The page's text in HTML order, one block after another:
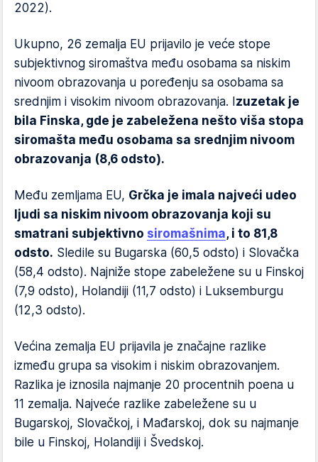
2022).
Ukupno, 26 zemalja EU prijavilo je veće stope
subjektivnog siromaštva među osobama sa niskim
nivoom obrazovanja u poređenju sa osobama sa
srednjim i visokim nivoom obrazovanja. I zuzetak je
bila Finska, gde je zabeležena nešto viša stopa
siromašta među osobama sa srednjim nivoom
obrazovanja (8,6 odsto).
Među zemljama EU, Grčka je imala najveći udeo
ljudi sa niskim nivoom obrazovanja koji su
smatrani subjektivno siromašnima, i to 81,8
odsto. Sledile su Bugarska (60,5 odsto) i Slovačka
(58,4 odsto). Najniže stope zabeležene su u Finskoj
(7,9 odsto), Holandiji (11,7 odsto) i Luksemburgu
(12,3 odsto).
Većina zemalja EU prijavila je značajne razlike
između grupa sa visokim i niskim obrazovanjem.
Razlika je iznosila najmanje 20 procentnih poena u
11 zemalja. Najveće razlike zabeležene su u
Bugarskoj, Slovačkoj, i Mađarskoj, dok su najmanje
bile u Finskoj, Holandiji i Švedskoj.